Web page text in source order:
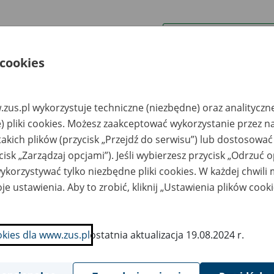
uwagi można przesyłać poprzez
Ukryj wszystkie pozycje bazy
pracy
Miejsce
przechowywania
dokumentów
Nr zespołu akt w
archiwum
państwowym
Daty
w
z siedzibą
203 Kraków, ul.
Archiwizacji i
Inicjatyw
Gospodarczych Sp. z
wykorzystuje techniczne (niezbędne) oraz
pliki cookies. Możesz zaakceptować wykorzystanie przez
plików (przycisk „Przejdź do serwisu”) lub
„Zarządzaj opcjami”). Jeśli wybierzesz przycisk „Odrzuć
tylko niezbędne pliki cookies. W każdej chwili
ustawienia. Aby to zrobić, kliknij „Ustawienia plików
dla www.zus.plostatnia aktualizacja 19.08.2024 r.